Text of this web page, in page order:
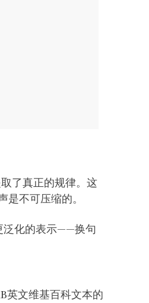
了真正的规律。这
不可压缩的。
泛化的表示——换句
文维基百科文本的